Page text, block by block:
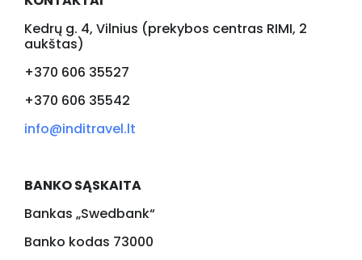
Kedrų g. 4, Vilnius (prekybos centras RIMI, 2
aukštas)
+370 606 35527
+370 606 35542
info@inditravel.lt
BANKO SĄSKAITA
Bankas „Swedbank“
Banko kodas 73000